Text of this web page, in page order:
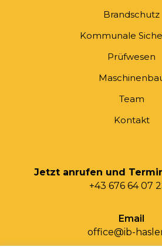
Brandschutz
Kommunale
Prüfwesen
Team
Kontakt
Jetzt anrufen und
+43 676 64 07
Email
office@ib-